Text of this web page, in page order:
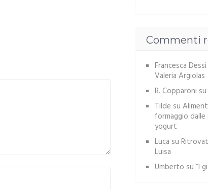
Commenti
Francesca Dessi
Valeria Argiolas
R. Copparoni su
Tilde su
formaggio
yogurt
Luca su
Luisa
Umberto su “I